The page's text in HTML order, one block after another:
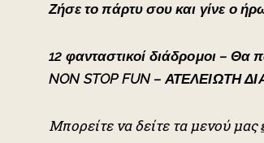
Ζήσε το πάρτυ σου και γίνε ο
12 φανταστικοί διάδρομοι – Θα
NON STOP FUN – ΑΤΕΛΕΙΩΤΗ
Μπορείτε να δείτε τα μενού μας